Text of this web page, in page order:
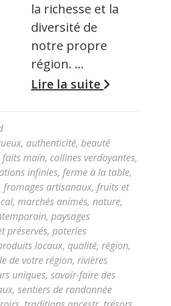
la richesse et la
diversité de
notre propre
région. …
Lire la suite
, authenticité, beauté
main, collines verdoyantes,
infinies, ferme à la table,
fromages artisanaux, fruits et
, marchés animés, nature,
, paysages
préservés, poteries
locaux, qualité, région,
de votre région, rivières
uniques, savoir-faire des
, sentiers de randonnée